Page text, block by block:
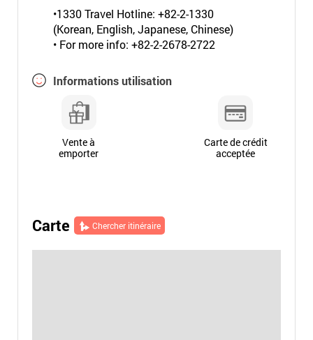
•1330 Travel Hotline: +82-2-1330
(Korean, English, Japanese, Chinese)
• For more info: +82-2-2678-2722
Informations utilisation
Vente à
emporter
Carte de crédit
acceptée
Carte Chercher itinéraire